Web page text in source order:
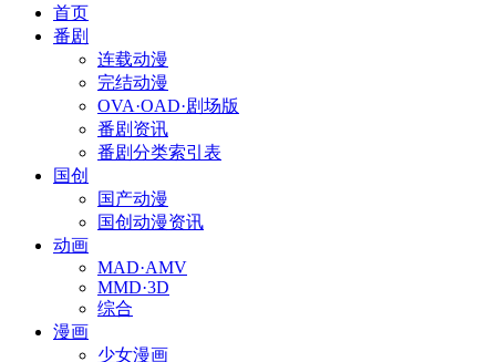
首页
番剧
连载动漫
完结动漫
OVA·OAD·剧场版
番剧资讯
番剧分类索引表
国创
国产动漫
国创动漫资讯
动画
MAD·AMV
MMD·3D
综合
漫画
少女漫画